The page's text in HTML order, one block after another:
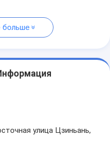
больше
улица Цзиньань,